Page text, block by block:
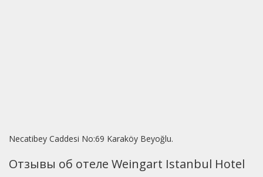
Necatibey Caddesi No:69 Karaköy Beyoğlu.
Отзывы об отеле Weingart Istanbul Hotel